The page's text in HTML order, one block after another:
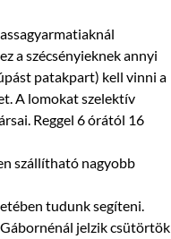
a szécsényieknek annyi
patakpart) kell vinni a
A lomokat szelektív
Reggel 6 órától 16
szállítható nagyobb
tudunk segíteni.
jelzik csütörtök